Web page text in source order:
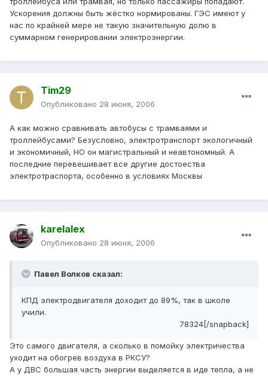
Ускорения должны быть жёстко нормированы. ГЭС имеют у
нас по крайней мере не такую значительную долю в
суммарном генерировании электроэнергии.
Tim29
Опубликовано 28 июня, 2006
А как можно сравнивать автобусы с трамваями и
троллейбусами? Безусловно, электротранспорт экологичный
и экономичный, НО он магистральный и неавтономный. А
последние перевешивает все другие достоества
электротраспорта, особенно в условиях Москвы
karelalex
Опубликовано 28 июня, 2006
Павел Волков сказал:
КПД электродвигателя доходит до 89%, так в школе
учили.
78324[/snapback]
Это самого двигателя, а сколько в помойку электричества
уходит на обогрев воздуха в РКСУ?
А у ДВС большая часть энергии выделяется в иде тепла, а не